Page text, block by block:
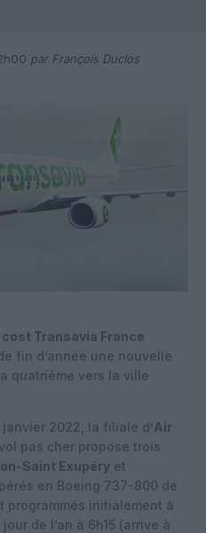
par François Duclos
cost Transavia France
fin d’année une nouvelle
quatrième vers la ville
janvier 2022, la filiale d’Air
pas cher propose trois
Saint Exupéry et
en Boeing 737-800 de
programmés initialement à
de l’an à 6h15 (arrive à